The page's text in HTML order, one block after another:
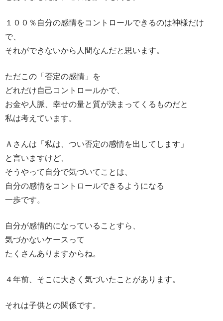
１００％自分の感情をコントロールできるのは神様だけ
で、
それができないから人間なんだと思います。
ただこの「否定の感情」を
どれだけ自己コントロールかで、
お金や人脈、幸せの量と質が決まってくるものだと
私は考えています。
Ａさんは「私は、つい否定の感情を出してします」
と言いますけど、
そうやって自分で気づいてことは、
自分の感情をコントロールできるようになる
一歩です。
自分が感情的になっていることすら、
気づかないケースって
たくさんありますからね。
４年前、そこに大きく気づいたことがあります。
それは子供との関係です。